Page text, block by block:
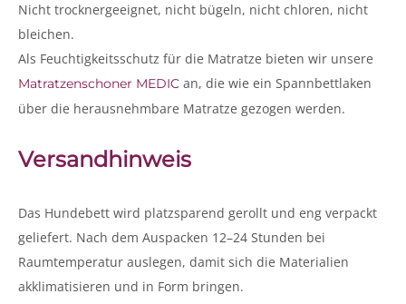
Nicht trocknergeeignet, nicht bügeln, nicht chloren, nicht
bleichen.
Als Feuchtigkeitsschutz für die Matratze bieten wir unsere
Matratzenschoner MEDIC an, die wie ein Spannbettlaken
über die herausnehmbare Matratze gezogen werden.
Versandhinweis
Das Hundebett wird platzsparend gerollt und eng verpackt
geliefert. Nach dem Auspacken 12–24 Stunden bei
Raumtemperatur auslegen, damit sich die Materialien
akklimatisieren und in Form bringen.